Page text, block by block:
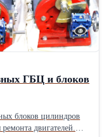
ГБЦ и блоков
блоков цилиндров
двигателей.